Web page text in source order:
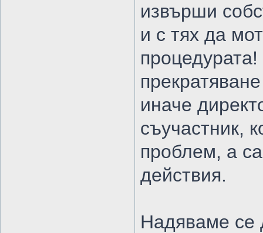
извърши
и с тях да
иначе
съучастник,
проблем, а
действия.
Надяваме се